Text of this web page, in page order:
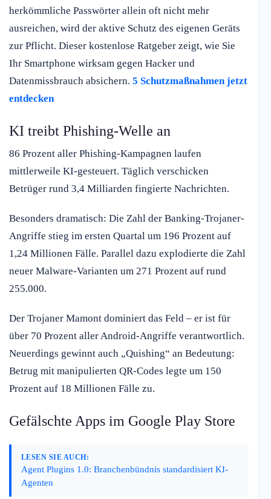
herkömmliche Passwörter allein oft nicht mehr
ausreichen, wird der aktive Schutz des eigenen Geräts
zur Pflicht. Dieser kostenlose Ratgeber zeigt, wie Sie
Ihr Smartphone wirksam gegen Hacker und
Datenmissbrauch absichern. 5 Schutzmaßnahmen jetzt
entdecken
KI treibt Phishing-Welle an
86 Prozent aller Phishing-Kampagnen laufen
mittlerweile KI-gesteuert. Täglich verschicken
Betrüger rund 3,4 Milliarden fingierte Nachrichten.
Besonders dramatisch: Die Zahl der Banking-Trojaner-
Angriffe stieg im ersten Quartal um 196 Prozent auf
1,24 Millionen Fälle. Parallel dazu explodierte die Zahl
neuer Malware-Varianten um 271 Prozent auf rund
255.000.
Der Trojaner Mamont dominiert das Feld – er ist für
über 70 Prozent aller Android-Angriffe verantwortlich.
Neuerdings gewinnt auch „Quishing“ an Bedeutung:
Betrug mit manipulierten QR-Codes legte um 150
Prozent auf 18 Millionen Fälle zu.
Gefälschte Apps im Google Play Store
LESEN SIE AUCH:
Agent Plugins 1.0: Branchenbündnis standardisiert KI-
Agenten